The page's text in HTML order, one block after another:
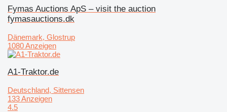
Fymas Auctions ApS – visit the auction
fymasauctions.dk
Dänemark, Glostrup
1080 Anzeigen
A1-Traktor.de
Deutschland, Sittensen
133 Anzeigen
4.5